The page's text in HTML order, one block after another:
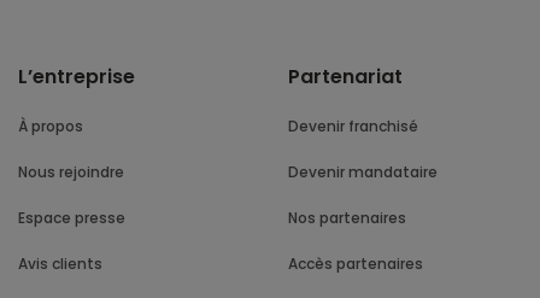
L’entreprise
À propos
Nous rejoindre
Espace presse
Avis clients
Partenariat
Devenir franchisé
Devenir mandataire
Nos partenaires
Accès partenaires